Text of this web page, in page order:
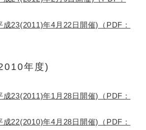
23(2011)年4月22日開催)（PDF：
年度)
23(2011)年1月28日開催)（PDF：
22(2010)年4月28日開催)（PDF：